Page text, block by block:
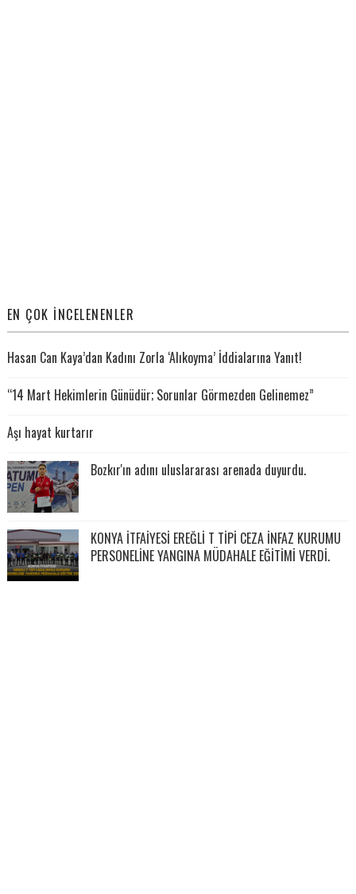
EN ÇOK İNCELENENLER
Hasan Can Kaya’dan Kadını Zorla ‘Alıkoyma’ İddialarına Yanıt!
“14 Mart Hekimlerin Günüdür; Sorunlar Görmezden Gelinemez”
Aşı hayat kurtarır
Bozkır'ın adını uluslararası arenada duyurdu.
KONYA İTFAİYESİ EREĞLİ T TİPİ CEZA İNFAZ KURUMU
PERSONELİNE YANGINA MÜDAHALE EĞİTİMİ VERDİ.